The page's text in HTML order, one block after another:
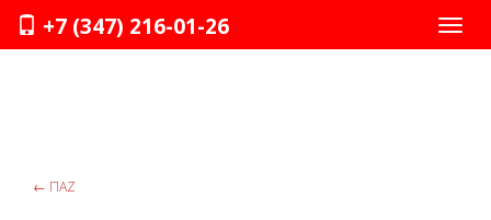
+7 (347) 216-01-26
← ПАZ